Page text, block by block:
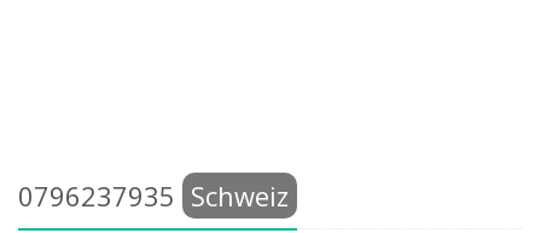
0796237935 Schweiz